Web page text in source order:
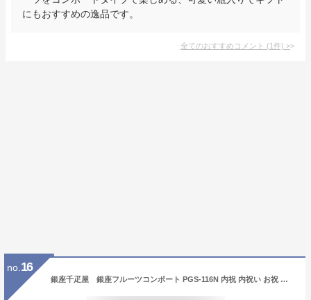
にもおすすめの逸品です。
全てのおすすめコメント (1件) >
no. 16
銀座千疋屋 銀座フルーツコンポート PGS-116N 内祝 内祝い お祝 御祝 記念品 出産内祝い プレゼント 快気祝い 粗供養 引出物